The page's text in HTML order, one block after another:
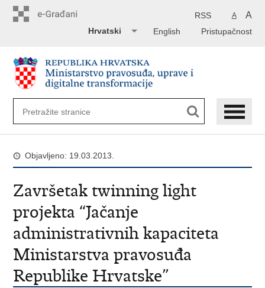
A A
RSS
Pristupačnost
English
Hrvatski
Objavljeno: 19.03.2013.
Završetak twinning light
projekta “Jačanje
administrativnih kapaciteta
Ministarstva pravosuđa
Republike Hrvatske”